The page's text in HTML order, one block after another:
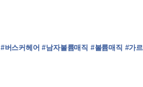
#버스커헤어 #남자볼륨매직 #볼륨매직 #가